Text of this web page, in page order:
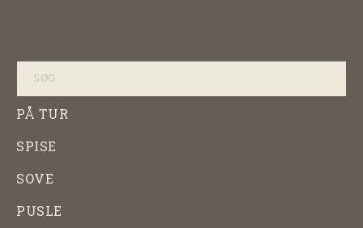
indhold
shop
udsalg
search
PÅ TUR
SPISE
SOVE
PUSLE